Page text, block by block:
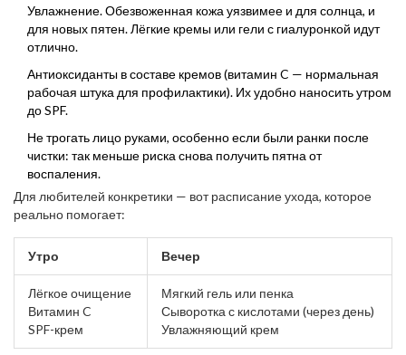
Увлажнение. Обезвоженная кожа уязвимее и для солнца, и
для новых пятен. Лёгкие кремы или гели с гиалуронкой идут
отлично.
Антиоксиданты в составе кремов (витамин C — нормальная
рабочая штука для профилактики). Их удобно наносить утром
до SPF.
Не трогать лицо руками, особенно если были ранки после
чистки: так меньше риска снова получить пятна от
воспаления.
Для любителей конкретики — вот расписание ухода, которое
реально помогает:
Утро Вечер
Лёгкое очищение
Витамин C
SPF-крем
Мягкий гель или пенка
Сыворотка с кислотами (через день)
Увлажняющий крем